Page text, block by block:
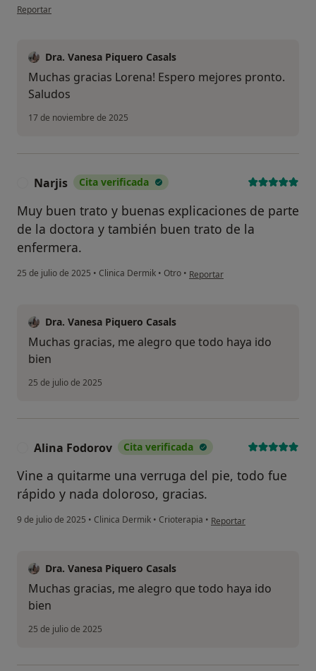
en opinión del usuario Lorena
Reportar
Dra. Vanesa Piquero Casals
Muchas gracias Lorena! Espero mejores pronto.
Saludos
17 de noviembre de 2025
Narjis Cita verificada
Muy buen trato y buenas explicaciones de parte
de la doctora y también buen trato de la
enfermera.
25 de julio de 2025 • Clinica Dermik • Otro • en opinión del usuario Narjis
Reportar
Dra. Vanesa Piquero Casals
Muchas gracias, me alegro que todo haya ido
bien
25 de julio de 2025
Alina Fodorov Cita verificada
Vine a quitarme una verruga del pie, todo fue
rápido y nada doloroso, gracias.
9 de julio de 2025 • Clinica Dermik • Crioterapia • en opinión del usuario
Reportar
Dra. Vanesa Piquero Casals
Muchas gracias, me alegro que todo haya ido
bien
25 de julio de 2025